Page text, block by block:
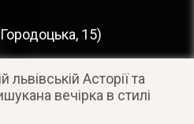
15)
Асторії та
вечірка в стилі